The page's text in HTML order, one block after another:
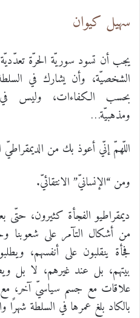
سهيل كيوان
يجب أن تسود سوريّة الحرّة
الشخصيّة، وأن يشارك في
بحسب الكفاءات، وليس
ومذهبيّة…
اللّهمّ إنّي أعوذ بك من الديمقراطيّ
ومن “الإنسانيّ” الانتقائيّ.
ديمقراطيو الفجأة كثيرون،
من أشكال التآمر على شعوبنا
فجأة ينقلبون على أنفسهم،
بيتهم، بل عند غيرهم، لا بل
علاقات مع جسم سياسيّ آخر، مع
بالكاد بلغ عمرها في السلطة شهرًا